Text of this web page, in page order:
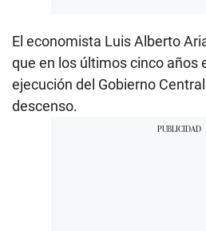
El economista Luis Alberto
que en los últimos cinco años
ejecución del Gobierno
descenso.